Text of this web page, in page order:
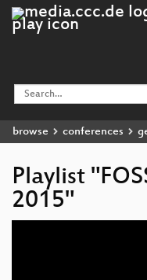
browse conferences
Playlist
2015"